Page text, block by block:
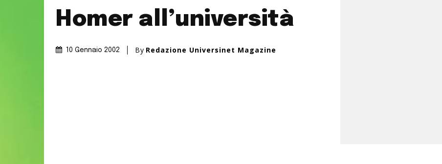
Homer all’università
10 Gennaio 2002 By Redazione Universinet Magazine